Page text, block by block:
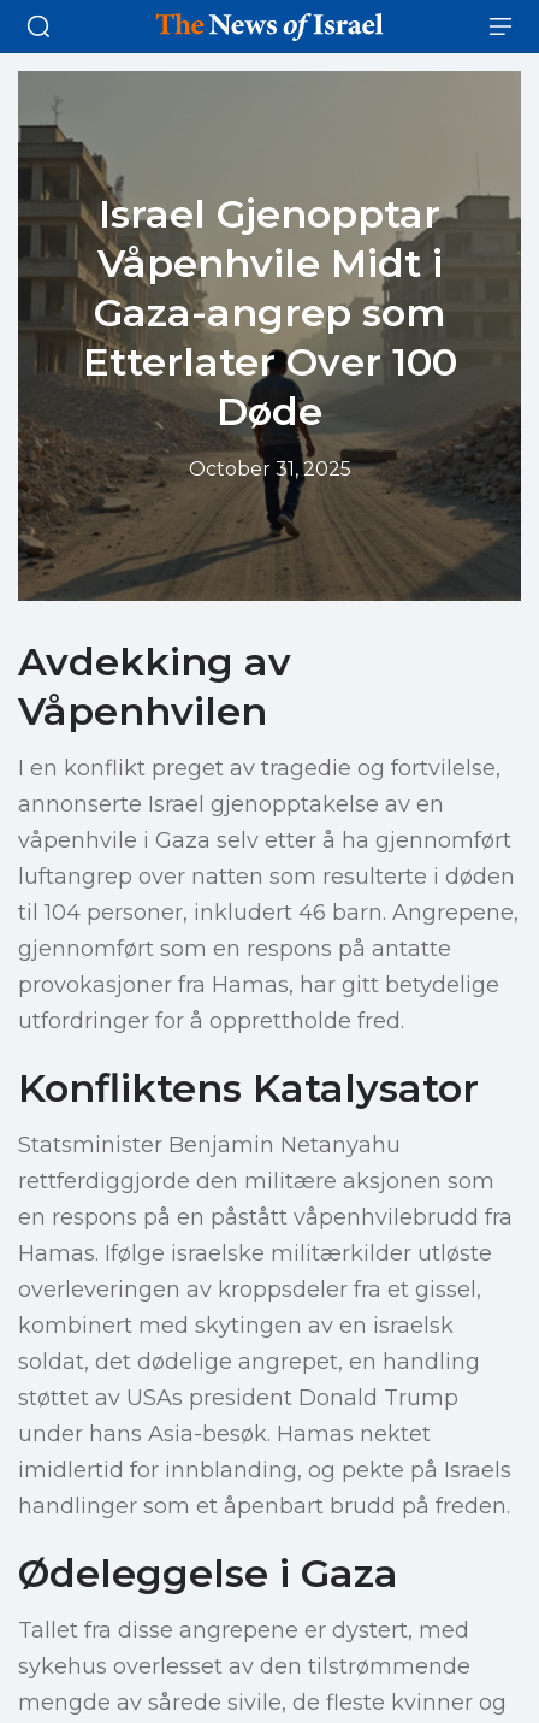
Israel Gjenopptar
Våpenhvile Midt i
Gaza-angrep som
Etterlater Over 100
Døde
October 31, 2025
Avdekking av
Våpenhvilen
I en konflikt preget av tragedie og fortvilelse,
annonserte Israel gjenopptakelse av en
våpenhvile i Gaza selv etter å ha gjennomført
luftangrep over natten som resulterte i døden
til 104 personer, inkludert 46 barn. Angrepene,
gjennomført som en respons på antatte
provokasjoner fra Hamas, har gitt betydelige
utfordringer for å opprettholde fred.
Konfliktens Katalysator
Statsminister Benjamin Netanyahu
rettferdiggjorde den militære aksjonen som
en respons på en påstått våpenhvilebrudd fra
Hamas. Ifølge israelske militærkilder utløste
overleveringen av kroppsdeler fra et gissel,
kombinert med skytingen av en israelsk
soldat, det dødelige angrepet, en handling
støttet av USAs president Donald Trump
under hans Asia-besøk. Hamas nektet
imidlertid for innblanding, og pekte på Israels
handlinger som et åpenbart brudd på freden.
Ødeleggelse i Gaza
Tallet fra disse angrepene er dystert, med
sykehus overlesset av den tilstrømmende
mengde av sårede sivile, de fleste kvinner og